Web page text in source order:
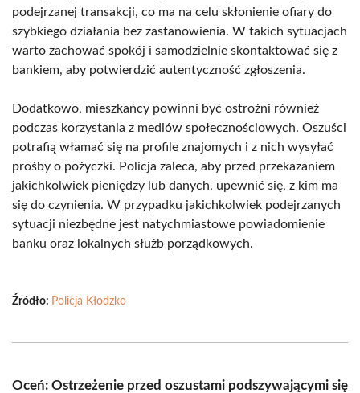
podejrzanej transakcji, co ma na celu skłonienie ofiary do
szybkiego działania bez zastanowienia. W takich sytuacjach
warto zachować spokój i samodzielnie skontaktować się z
bankiem, aby potwierdzić autentyczność zgłoszenia.
Dodatkowo, mieszkańcy powinni być ostrożni również
podczas korzystania z mediów społecznościowych. Oszuści
potrafią włamać się na profile znajomych i z nich wysyłać
prośby o pożyczki. Policja zaleca, aby przed przekazaniem
jakichkolwiek pieniędzy lub danych, upewnić się, z kim ma
się do czynienia. W przypadku jakichkolwiek podejrzanych
sytuacji niezbędne jest natychmiastowe powiadomienie
banku oraz lokalnych służb porządkowych.
Źródło: Policja Kłodzko
Oceń: Ostrzeżenie przed oszustami podszywającymi się